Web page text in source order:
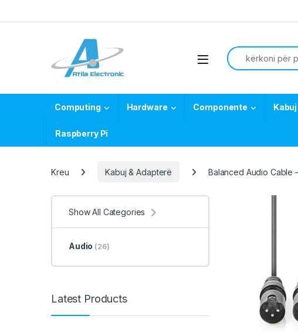
Open
Search for:
Computing Hardware Componente
Raspberry Pi
Kreu Kabuj & Adapterë Balanced Audio Cable
Show All Categories
Audio (26)
Latest Products